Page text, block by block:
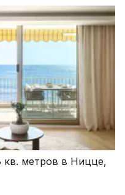
кв. метров в Ницце,